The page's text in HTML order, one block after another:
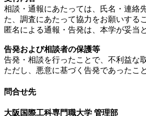
相談・通報にあたっては、氏名・連絡
た、調査にあたって協力をお願いする
匿名による通報・告発は、本学が妥当
告発および相談者の保護等
告発・相談を行ったことで、不利益な
ただし、悪意に基づく告発であったこ
問合せ先
大阪国際工科専門職大学 管理部